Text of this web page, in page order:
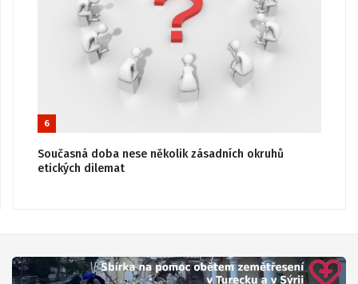
6
Současná doba nese několik zásadních okruhů
etických dilemat